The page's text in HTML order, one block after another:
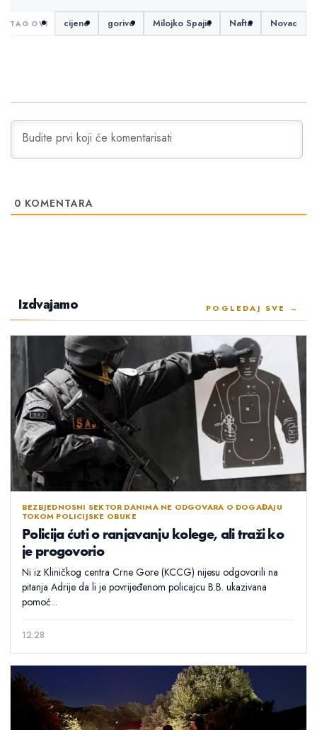
cijene gorivo Milojko Spajić Nafta Novac
0 KOMENTARA
Izdvajamo POGLEDAJ SVE →
BEZBJEDNOSNI SEKTOR DANIMA NE ODGOVARA O DOGAĐAJU
TOKOM POLICIJSKE OBUKE
Policija ćuti o ranjavanju kolege, ali traži ko
je progovorio
Ni iz Kliničkog centra Crne Gore (KCCG) nijesu odgovorili na
pitanja Adrije da li je povrijeđenom policajcu B.B. ukazivana
pomoć...
12:28